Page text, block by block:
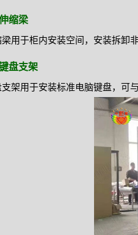
缩梁
用于柜内安装空间，安装拆卸
盘支架
架用于安装标准电脑键盘，可